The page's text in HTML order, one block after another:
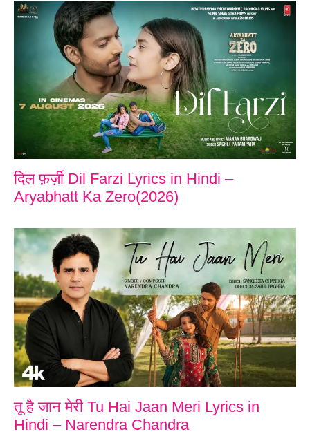
दिल फ़र्ज़ी Dil Farzi Lyrics in Hindi –
Aryabhatt Ka Zero(2026)
तू है जान मेरी Tu Hai Jaan Meri Lyrics in
Hindi – Narendra Chandra